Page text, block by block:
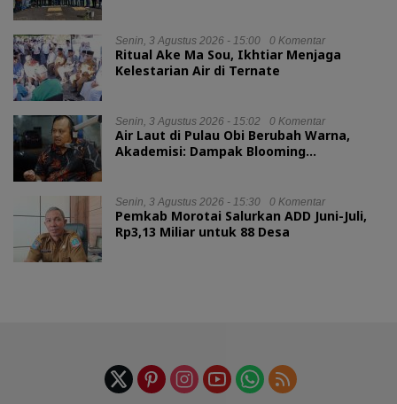
Senin, 3 Agustus 2026 - 15:00 0 Komentar
Ritual Ake Ma Sou, Ikhtiar Menjaga
Kelestarian Air di Ternate
Senin, 3 Agustus 2026 - 15:02 0 Komentar
Air Laut di Pulau Obi Berubah Warna,
Akademisi: Dampak Blooming
Senin, 3 Agustus 2026 - 15:30 0 Komentar
Pemkab Morotai Salurkan ADD Juni-Juli,
Rp3,13 Miliar untuk 88 Desa